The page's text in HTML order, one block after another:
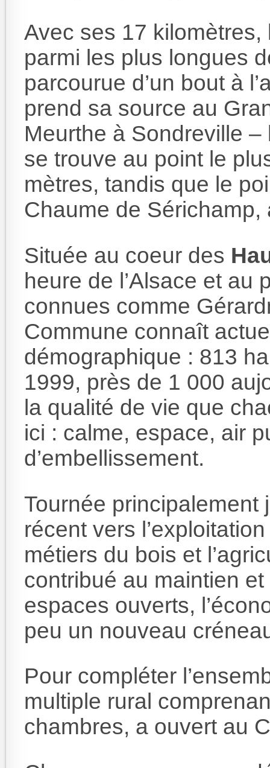
Avec ses 17
parmi les plus longues
parcourue d’un bout à
prend sa source au
Meurthe à Sondreville
se trouve au point le
mètres, tandis que le
Chaume de Sérichamp,
Située au coeur des
heure de l’Alsace et au
connues comme
Commune connaît
démographique : 813
1999, près de 1 000
la qualité de vie que
ici : calme, espace, air
d’embellissement.
Tournée principalement
récent vers
métiers du bois et
contribué au maintien
espaces ouverts,
peu un nouveau
Pour compléter
multiple rural
chambres, a ouvert au